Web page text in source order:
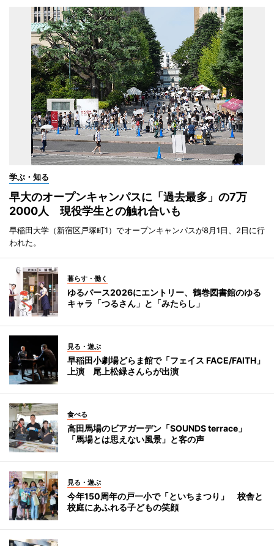
学ぶ・知る
早大のオープンキャンパスに「過去最多」の7万
2000人 現役学生との触れ合いも
早稲田大学（新宿区戸塚町1）でオープンキャンパスが8月1日、2日に行
われた。
暮らす・働く
ゆるバース2026にエントリー、鶴巻図書館のゆる
キャラ「つるさん」と「みたらし」
見る・遊ぶ
早稲田小劇場どらま館で「フェイス FACE/FAITH」
上演 尾上松緑さんらが出演
食べる
高田馬場のビアガーデン「SOUNDS terrace」
「馬場とは思えない風景」と客の声
見る・遊ぶ
今年150周年の戸一小で「といちまつり」 校舎と
校庭にあふれる子どもの笑顔